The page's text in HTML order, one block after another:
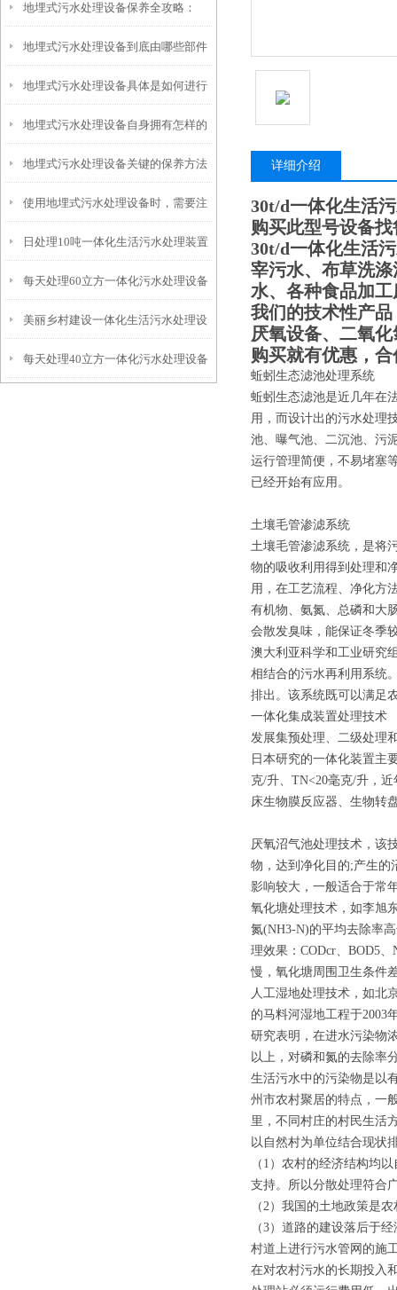
地埋式污水处理设备保养全攻略：
让“地下卫士”持续高效运转
地埋式污水处理设备到底由哪些部件
撑起？核心结构一文拆解
地埋式污水处理设备具体是如何进行
安装的呢？
地埋式污水处理设备自身拥有怎样的
特点呢？
地埋式污水处理设备关键的保养方法
使用地埋式污水处理设备时，需要注
意以下事项
日处理10吨一体化生活污水处理装置
每天处理60立方一体化污水处理设备
美丽乡村建设一体化生活污水处理设
备
每天处理40立方一体化污水处理设备
详细介绍
30t/d一体化生活
购买此型号设备
30t/d一体化生活
宰污水、布草洗
水、各种食品加
我们的技术性产
厌氧设备、二氧
购买就有优惠，
蚯蚓生态滤池处理系统
蚯蚓生态滤池是近几年在
用，而设计出的污水处理
池、曝气池、二沉池、污
运行管理简便，不易堵塞
已经开始有应用。
土壤毛管渗滤系统
土壤毛管渗滤系统，是将
物的吸收利用得到处理和
用，在工艺流程、净化方
有机物、氨氮、总磷和大
会散发臭味，能保证冬季
澳大利亚科学和工业研究
相结合的污水再利用系统
排出。该系统既可以满足
一体化集成装置处理技术
发展集预处理、二级处理
日本研究的一体化装置主
克/升、TN<20毫克/升，
床生物膜反应器、生物转
厌氧沼气池处理技术，该
物，达到净化目的;产生的
影响较大，一般适合于常
氧化塘处理技术，如李旭
氮(NH3-N)的平均去除率
理效果：CODcr、BOD5
慢，氧化塘周围卫生条件
人工湿地处理技术，如北
的马料河湿地工程于2003
研究表明，在进水污染物
以上，对磷和氮的去除率
生活污水中的污染物是以
州市农村聚居的特点，一
里，不同村庄的村民生活
以自然村为单位结合现状
（1）农村的经济结构均
支持。所以分散处理符合
（2）我国的土地政策是
（3）道路的建设落后于
村道上进行污水管网的施
在对农村污水的长期投入